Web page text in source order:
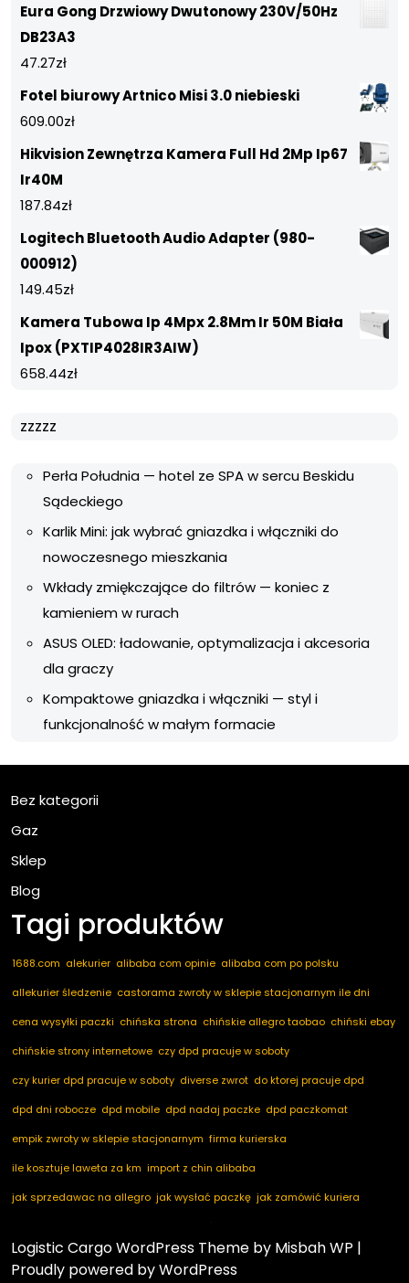
Eura Gong Drzwiowy Dwutonowy 230V/50Hz
DB23A3
47.27zł
Fotel biurowy Artnico Misi 3.0 niebieski
609.00zł
Hikvision Zewnętrza Kamera Full Hd 2Mp Ip67
Ir40M
187.84zł
Logitech Bluetooth Audio Adapter (980-
000912)
149.45zł
Kamera Tubowa Ip 4Mpx 2.8Mm Ir 50M Biała
Ipox (PXTIP4028IR3AIW)
658.44zł
zzzzz
Perła Południa — hotel ze SPA w sercu Beskidu
Sądeckiego
Karlik Mini: jak wybrać gniazdka i włączniki do
nowoczesnego mieszkania
Wkłady zmiękczające do filtrów — koniec z
kamieniem w rurach
ASUS OLED: ładowanie, optymalizacja i akcesoria
dla graczy
Kompaktowe gniazdka i włączniki — styl i
funkcjonalność w małym formacie
Bez kategorii
Gaz
Sklep
Blog
Tagi produktów
1688.com alekurier alibaba com opinie alibaba com po polsku
allekurier śledzenie castorama zwroty w sklepie stacjonarnym ile dni
cena wysyłki paczki chińska strona chińskie allegro taobao chiński ebay
chińskie strony internetowe czy dpd pracuje w soboty
czy kurier dpd pracuje w soboty diverse zwrot do ktorej pracuje dpd
dpd dni robocze dpd mobile dpd nadaj paczke dpd paczkomat
empik zwroty w sklepie stacjonarnym firma kurierska
ile kosztuje laweta za km import z chin alibaba
jak sprzedawac na allegro jak wysłać paczkę jak zamówić kuriera
marketplace ogłoszenia
nadaj paczkę dpd
notino zwroty paczkomaty dpd
pakuten zwrot
Logistic Cargo WordPress Theme by Misbah WP |
Proudly powered by WordPress